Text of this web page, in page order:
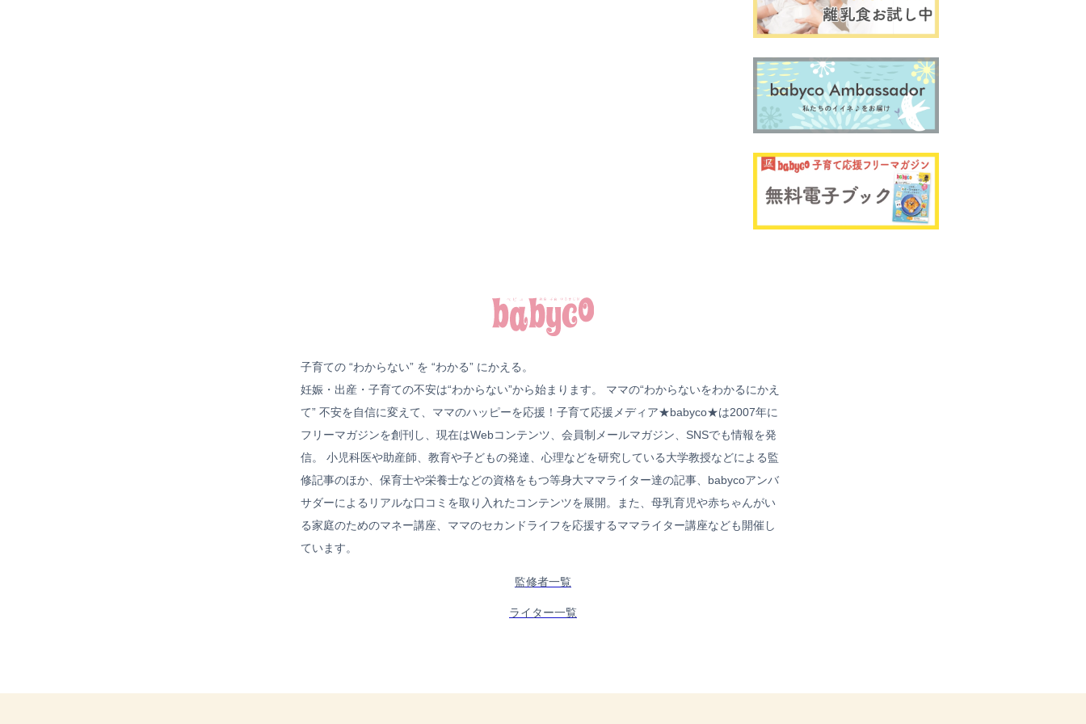
子育ての “わからない” を “わかる” にかえる。
妊娠・出産・子育ての不安は“わからない”から始まります。 ママの“わからないをわかるにかえ
て” 不安を自信に変えて、ママのハッピーを応援！子育て応援メディア★babyco★は2007年に
フリーマガジンを創刊し、現在はWebコンテンツ、会員制メールマガジン、SNSでも情報を発
信。 小児科医や助産師、教育や子どもの発達、心理などを研究している大学教授などによる監
修記事のほか、保育士や栄養士などの資格をもつ等身大ママライター達の記事、babycoアンバ
サダーによるリアルな口コミを取り入れたコンテンツを展開。また、母乳育児や赤ちゃんがい
る家庭のためのマネー講座、ママのセカンドライフを応援するママライター講座なども開催し
ています。
監修者一覧
ライター一覧